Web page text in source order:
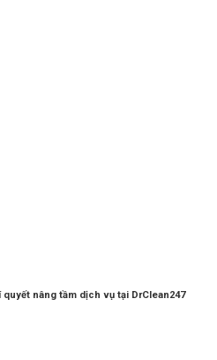
nâng tầm dịch vụ tại DrClean247